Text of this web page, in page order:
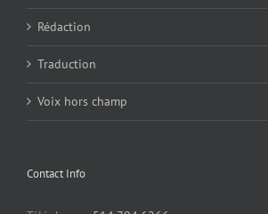
Rédaction
Traduction
Voix hors champ
Contact Info